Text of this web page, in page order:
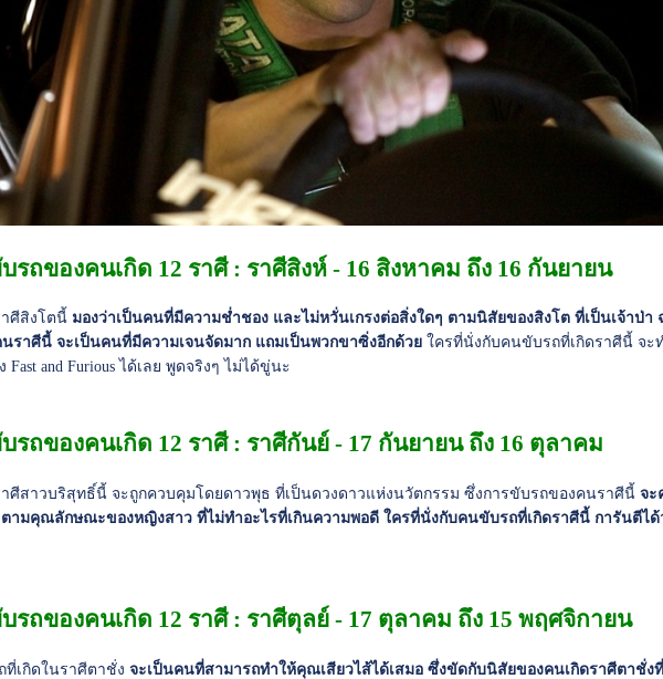
รถของคนเกิด 12 ราศี : ราศีสิงห์ - 16 สิงหาคม ถึง 16 กันยายน
ศีสิงโตนี้ มองว่าเป็นคนที่มีความช่ำชอง และไม่หวั่นเกรงต่อสิ่งใดๆ ตามนิสัยของสิงโต ที่เป็นเจ้าป่
ราศีนี้ จะเป็นคนที่มีความเจนจัดมาก แถมเป็นพวกขาซิ่งอีกด้วย ใครที่นั่งกับคนขับรถที่เกิดราศีนี้ จ
Fast and Furious ได้เลย พูดจริงๆ ไม่ได้ขู่นะ
รถของคนเกิด 12 ราศี : ราศีกันย์ - 17 กันยายน ถึง 16 ตุลาคม
าศีสาวบริสุทธิ์นี้ จะถูกควบคุมโดยดาวพุธ ที่เป็นดวงดาวแห่งนวัตกรรม ซึ่งการขับรถของคนราศีนี้จะ
ตามคุณลักษณะของหญิงสาว ที่ไม่ทำอะไรที่เกินความพอดี ใครที่นั่งกับคนขับรถที่เกิดราศีนี้ การันตีไ
รถของคนเกิด 12 ราศี : ราศีตุลย์ - 17 ตุลาคม ถึง 15 พฤศจิกายน
ที่เกิดในราศีตาชั่งจะเป็นคนที่สามารถทำให้คุณเสียวไส้ได้เสมอ ซึ่งขัดกับนิสัยของคนเกิดราศีตาชั่ง